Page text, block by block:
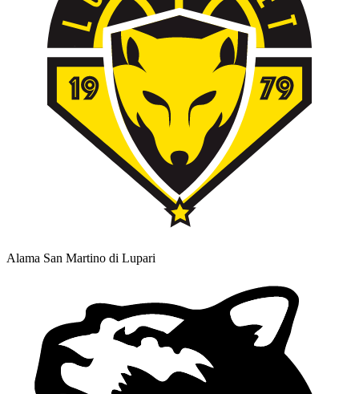
Alama San Martino di Lupari